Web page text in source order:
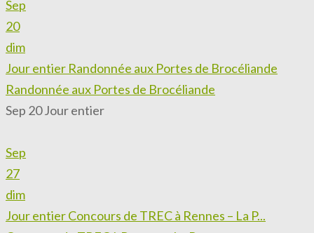
Sep
20
dim
Jour entier Randonnée aux Portes de Brocéliande
Randonnée aux Portes de Brocéliande
Sep 20Jour entier
Sep
27
dim
Jour entierConcours de TREC à Rennes – La P...